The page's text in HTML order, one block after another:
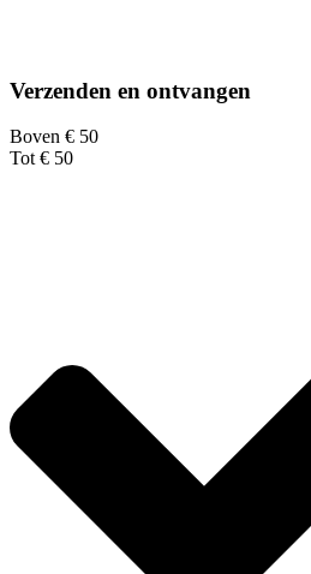
Verzenden en ontvangen
Boven € 50
Tot € 50